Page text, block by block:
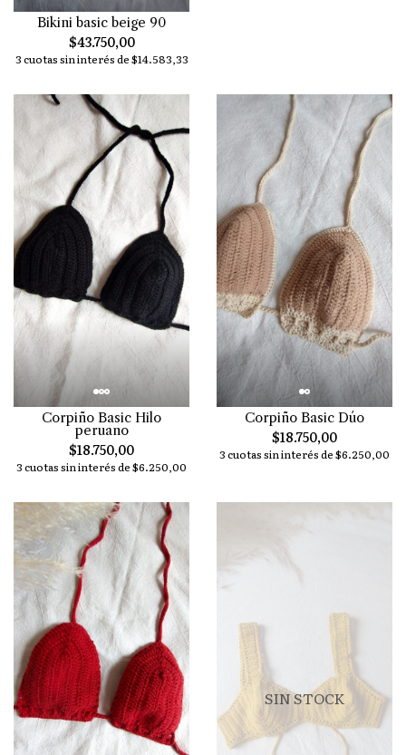
Bikini basic beige 90
$43.750,00
3 cuotas sin interés de $14.583,33
Corpiño Basic Hilo
peruano
$18.750,00
3 cuotas sin interés de $6.250,00
Corpiño Basic Dúo
$18.750,00
3 cuotas sin interés de $6.250,00
SIN STOCK